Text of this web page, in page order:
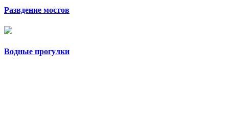
Развдение мостов
Водные прогулки